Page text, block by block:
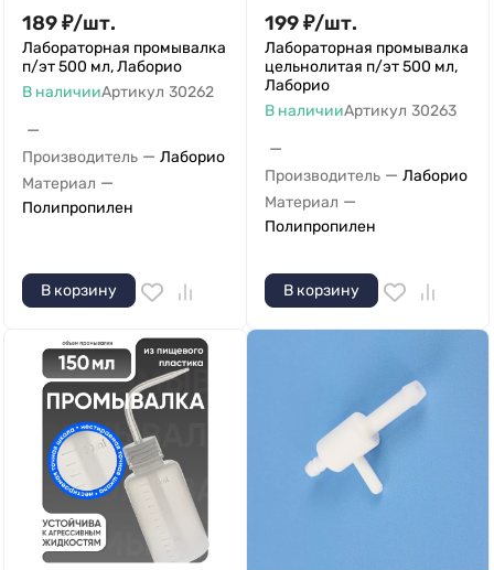
189₽/шт.
Лабораторная промывалка
п/эт 500 мл, Лаборио
В наличииАртикул 30262
—
Производитель — Лаборио
Материал —
Полипропилен
В корзину
199₽/шт.
Лабораторная промывалка
цельнолитая п/эт 500 мл,
Лаборио
В наличииАртикул 30263
—
Производитель — Лаборио
Материал —
Полипропилен
В корзину